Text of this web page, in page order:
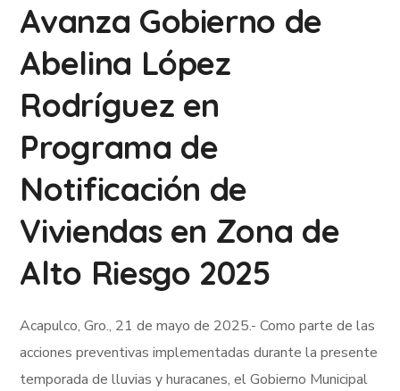
Avanza Gobierno de
Abelina López
Rodríguez en
Programa de
Notificación de
Viviendas en Zona de
Alto Riesgo 2025
Acapulco, Gro., 21 de mayo de 2025.- Como parte de las
acciones preventivas implementadas durante la presente
temporada de lluvias y huracanes, el Gobierno Municipal